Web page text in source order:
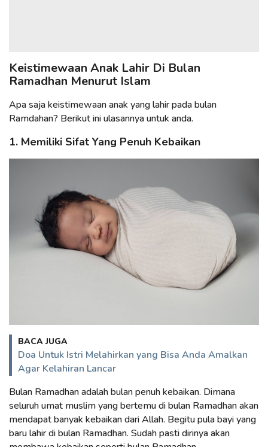
Keistimewaan Anak Lahir Di Bulan
Ramadhan Menurut Islam
Apa saja keistimewaan anak yang lahir pada bulan
Ramdahan? Berikut ini ulasannya untuk anda.
1. Memiliki Sifat Yang Penuh Kebaikan
BACA JUGA
Doa Untuk Istri Melahirkan yang Bisa Anda Amalkan
Agar Kelahiran Lancar
Bulan Ramadhan adalah bulan penuh kebaikan. Dimana
seluruh umat muslim yang bertemu di bulan Ramadhan akan
mendapat banyak kebaikan dari Allah. Begitu pula bayi yang
baru lahir di bulan Ramadhan. Sudah pasti dirinya akan